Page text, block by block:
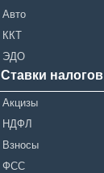
Авто
ККТ
ЭДО
Ставки налогов
Акцизы
НДФЛ
Взносы
ФСС